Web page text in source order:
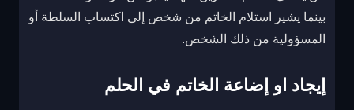
بينما يشير استلام الخاتم من شخص إلى اكتساب السلطة أو
المسؤولية من ذلك الشخص.
إيجاد او إضاعة الخاتم في الحلم